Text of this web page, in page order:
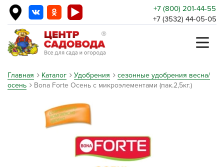
+7 (800) 201-44-55
+7 (3532) 44-05-05
Главная Каталог Удобрения
сезонные удобрения весна/
осень
Bona Forte Осень с микроэлементами (пак.2,5кг.)